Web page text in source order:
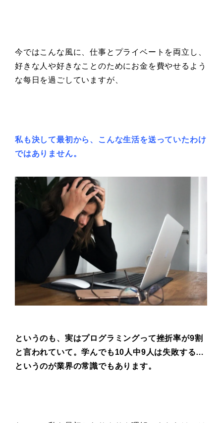
今ではこんな風に、仕事とプライベートを両立し、
好きな人や好きなことのためにお金を費やせるよう
な每日を過ごしていますが、
私も決して最初から、こんな生活を送っていたわけ
ではありません。
というのも、実はプログラミングって挫折率が9割
と言われていて。学んでも10人中9人は失敗する…
というのが業界の常識でもあります。